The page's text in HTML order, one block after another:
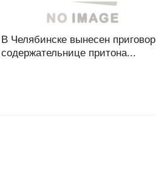
В Челябинске вынесен приговор
содержательнице притона...